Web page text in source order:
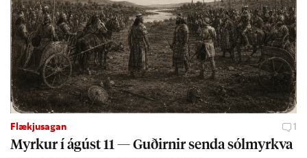
Flækjusagan 1
Myrk­ur í ág­úst 11 — Guð­irn­ir senda sól­myrkva